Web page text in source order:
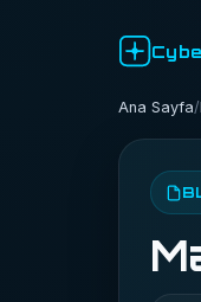
Ana Sayfa/